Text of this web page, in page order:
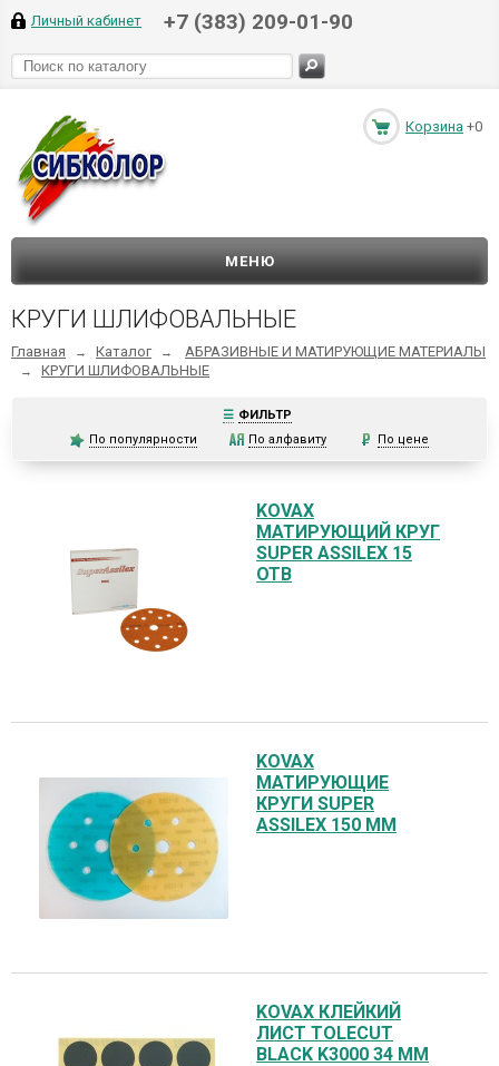
Личный кабинет +7 (383) 209-01-90
Корзина +0
МЕНЮ
КРУГИ ШЛИФОВАЛЬНЫЕ
Главная → Каталог → АБРАЗИВНЫЕ И МАТИРУЮЩИЕ МАТЕРИАЛЫ
→ КРУГИ ШЛИФОВАЛЬНЫЕ
☰ ФИЛЬТР
По популярности
По алфавиту По цене
KOVAX
МАТИРУЮЩИЙ КРУГ
SUPER ASSILEX 15
ОТВ
KOVAX
МАТИРУЮЩИЕ
КРУГИ SUPER
ASSILEX 150 ММ
KOVAX КЛЕЙКИЙ
ЛИСТ TOLECUT
BLACK K3000 34 ММ